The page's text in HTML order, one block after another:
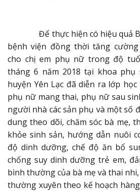
Để thực hiện có hiệu quả Bộ
bệnh viện đồng thời tăng
cho chị em phụ nữ trong độ
tháng 6 năm 2018 tại khoa
huyện Yên Lạc đã diễn ra lớp
phụ nữ mang thai, phụ nữ sau
người nhà các sản phụ và một số
dung theo dõi, chăm sóc bà mẹ,
khỏe sinh sản, hướng dẫn nuôi
độ dinh dưỡng, chế độ ăn bổ
chống suy dinh dưỡng trẻ em,
bình thường của bà mẹ và thai
thường xuyên theo kế hoạch